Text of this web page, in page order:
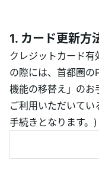
1. カード更新方
クレジットカード
の際には、首都圏の
機能の移替え」のお
ご利用いただいて
手続きとなります。)